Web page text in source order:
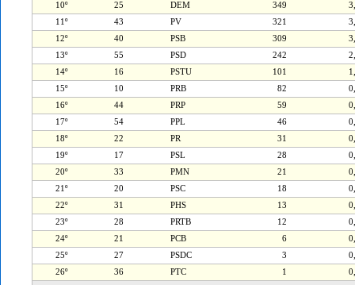
10º
25 DEM 349
11º
43 PV 321
12º
40 PSB 309
13º
55 PSD 242
14º
16 PSTU 101
15º
10 PRB 82
16º
44 PRP 59
17º
54 PPL 46
18º
22 PR 31
19º
17 PSL 28
20º
33 PMN 21
21º
20 PSC 18
22º
31 PHS 13
23º
28 PRTB 12
24º
21 PCB 6
25º
27 PSDC 3
26º
36 PTC 1